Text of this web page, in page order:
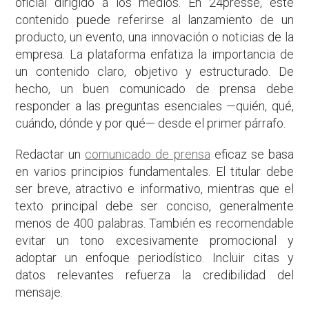
contenido puede referirse al lanzamiento de un
producto, un evento, una innovación o noticias de la
empresa. La plataforma enfatiza la importancia de
un contenido claro, objetivo y estructurado. De
hecho, un buen comunicado de prensa debe
responder a las preguntas esenciales —quién, qué,
cuándo, dónde y por qué— desde el primer párrafo.
Redactar un comunicado de prensa eficaz se basa
en varios principios fundamentales. El titular debe
ser breve, atractivo e informativo, mientras que el
texto principal debe ser conciso, generalmente
menos de 400 palabras. También es recomendable
evitar un tono excesivamente promocional y
adoptar un enfoque periodístico. Incluir citas y
datos relevantes refuerza la credibilidad del
mensaje.